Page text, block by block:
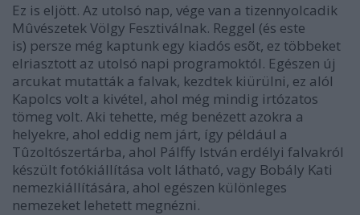
Ez is eljött. Az utolsó nap, vége van a tizennyolcadik
Mûvészetek Völgy Fesztiválnak. Reggel (és este
is) persze még kaptunk egy kiadós esõt, ez többeket
elriasztott az utolsó napi programoktól. Egészen új
arcukat mutatták a falvak, kezdtek kiürülni, ez alól
Kapolcs volt a kivétel, ahol még mindig irtózatos
tömeg volt. Aki tehette, még benézett azokra a
helyekre, ahol eddig nem járt, így például a
Tûzoltószertárba, ahol Pálffy István erdélyi falvakról
készült fotókiállítása volt látható, vagy Bobály Kati
nemezkiállítására, ahol egészen különleges
nemezeket lehetett megnézni.